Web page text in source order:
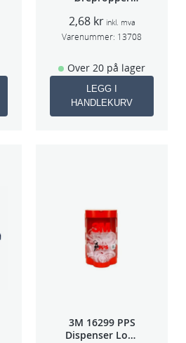
2,68 kr inkl. mva
Varenummer: 13708
Over 20 på lager
LEGG I
HANDLEKURV
3M 16299 PPS
Dispenser Lokk